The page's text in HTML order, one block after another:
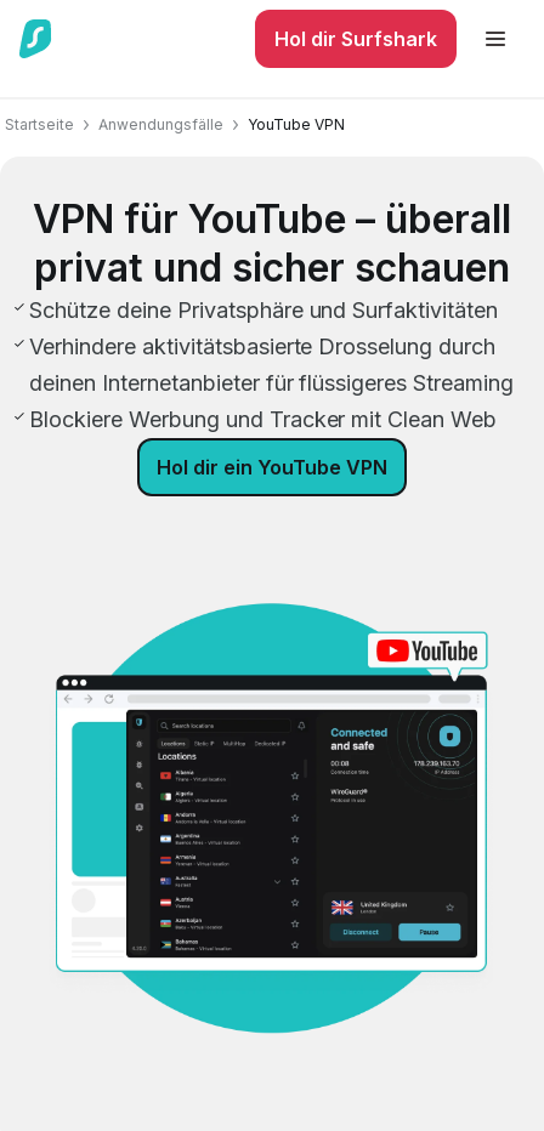
Hol dir Surfshark
Startseite Anwendungsfälle YouTube VPN
VPN für YouTube – überall
privat und sicher schauen
Schütze deine Privatsphäre und Surfaktivitäten
Verhindere aktivitätsbasierte Drosselung durch
deinen Internetanbieter für flüssigeres Streaming
Blockiere Werbung und Tracker mit Clean Web
Hol dir ein YouTube VPN